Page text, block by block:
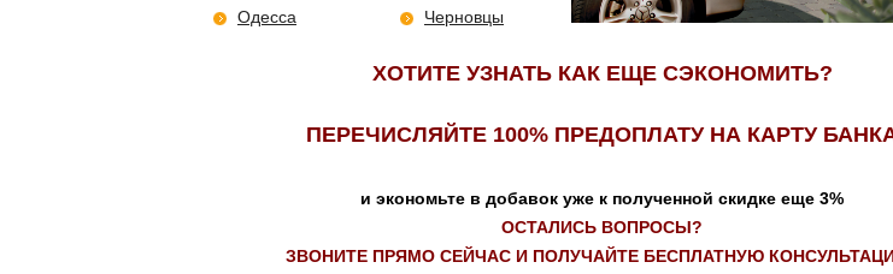
Одесса
Черновцы
ХОТИТЕ УЗНАТЬ КАК ЕЩЕ СЭКОНОМИТЬ?
ПЕРЕЧИСЛЯЙТЕ 100% ПРЕДОПЛАТУ НА КАРТУ
и экономьте в добавок уже к полученной скидке еще 3%
ОСТАЛИСЬ ВОПРОСЫ?
ЗВОНИТЕ ПРЯМО СЕЙЧАС И ПОЛУЧАЙТЕ БЕСПЛАТНУЮ